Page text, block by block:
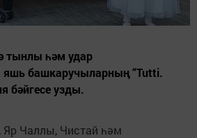
тынлы һәм удар
яшь башкаручыларның “Tutti.
бәйгесе узды.
Яр Чаллы, Чистай һәм